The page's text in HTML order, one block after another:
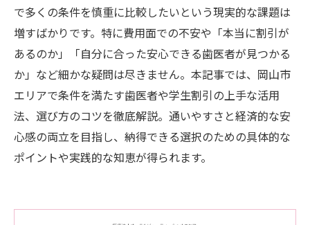
で多くの条件を慎重に比較したいという現実的な課題は
増すばかりです。特に費用面での不安や「本当に割引が
あるのか」「自分に合った安心できる歯医者が見つかる
か」など細かな疑問は尽きません。本記事では、岡山市
エリアで条件を満たす歯医者や学生割引の上手な活用
法、選び方のコツを徹底解説。通いやすさと経済的な安
心感の両立を目指し、納得できる選択のための具体的な
ポイントや実践的な知恵が得られます。